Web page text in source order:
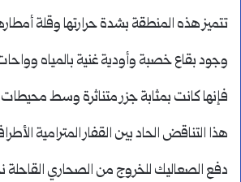
تتميز هذه المنطقة بشدة حرارتها وقلة
وجود بقاع خصبة وأودية غنية بالمياه وواحات
فإنها كانت بمثابة جزر متناثرة وسط
هذا التناقض الحاد بين القفار المترامية
دفع الصعاليك للخروج من الصحاري